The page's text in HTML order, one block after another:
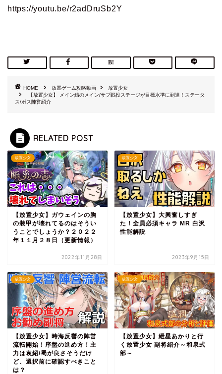
https://youtu.be/r2adDruSb2Y
HOME 放置ゲーム攻略動画
放置少女
【放置少女】 メイン鯖のメイン/サブ戦役ステージが目標水準に到達！ステータ
ス/ボス陣営紹介
RELATED POST
放置少女
【放置少女】ガウェインの胸
の装甲が壊れてるのはそうい
うことでしょうか？２０２２
年１１月２８日（更新情報）
2022年11月28日
放置少女
【放置少女】大興奮しすぎ
た！全員必須キャラ MR 白沢
性能解説
2023年9月15日
放置少女
【放置少女】時海反響の陣営
流転開始！序盤の進め方！主
力は袁紹/蜀が良さそうだけ
ど、選択前に確認すべきこと
は？
放置少女
【放置少女】紲星あかりと行
く放置少女 副将紹介～和泉式
部～